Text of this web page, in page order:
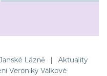
Lázně |
Aktuality
Veroniky Válkové